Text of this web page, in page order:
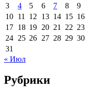
3
4 5 6 7 8
9
10 11 12 13 14 15 16
17 18 19 20 21 22 23
24 25 26 27 28 29 30
31
« Июл
Рубрики